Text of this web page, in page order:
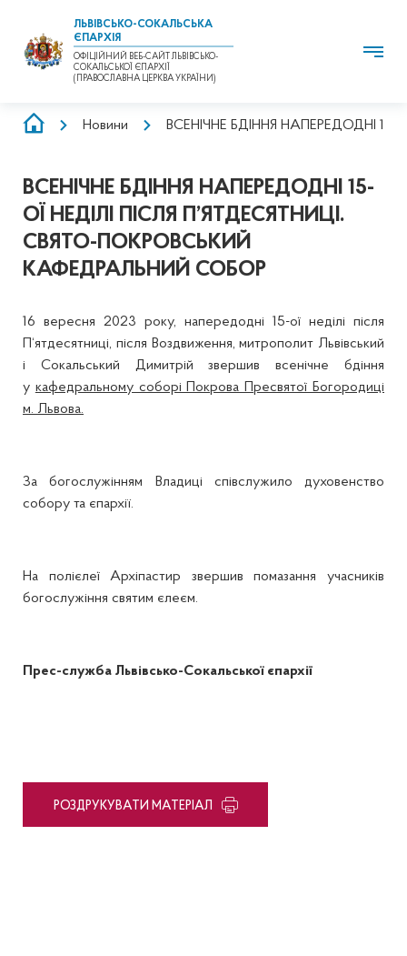
ЛЬВІВСЬКО-СОКАЛЬСЬКА
ЄПАРХІЯ
ОФІЦІЙНИЙ ВЕБ-САЙТ ЛЬВІВСЬКО-
СОКАЛЬСЬКОЇ ЄПАРХІЇ
(ПРАВОСЛАВНА ЦЕРКВА УКРАЇНИ)
РЯДОК
Новини ВСЕНІЧНЕ БДІННЯ НАПЕРЕДОДНІ
ВСЕНІЧНЕ БДІННЯ НАПЕРЕДОДНІ 15-
ОЇ НЕДІЛІ ПІСЛЯ П’ЯТДЕСЯТНИЦІ.
СВЯТО-ПОКРОВСЬКИЙ
КАФЕДРАЛЬНИЙ СОБОР
16 вересня 2023 року, напередодні 15-ої неділі після
П‘ятдесятниці, після Воздвиження, митрополит Львівський
і Сокальський Димитрій звершив всенічне бдіння
у кафедральному соборі Покрова Пресвятої Богородиці
м. Львова.
За богослужінням Владиці співслужило духовенство
собору та єпархії.
На полієлеї Архіпастир звершив помазання учасників
богослужіння святим єлеєм.
Прес-служба Львівсько-Сокальської єпархії
PОЗДРУКУВАТИ МАТЕРІАЛ